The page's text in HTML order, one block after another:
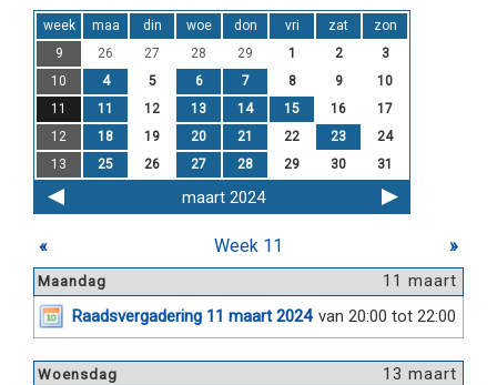
week maa din woe don vri zat
zon
9
26 27 28 29 1 2
3
10
4 5 6 7 8 9
10
11
11 12 13 14 15 16
17
12
18 19 20 21 22 23
24
13
25 26 27 28 29 30 31
maart 2024
« Week 11 »
11 maart
Maandag
van 20:00 tot 22:00
Raadsvergadering 11 maart 2024
13 maart
Woensdag